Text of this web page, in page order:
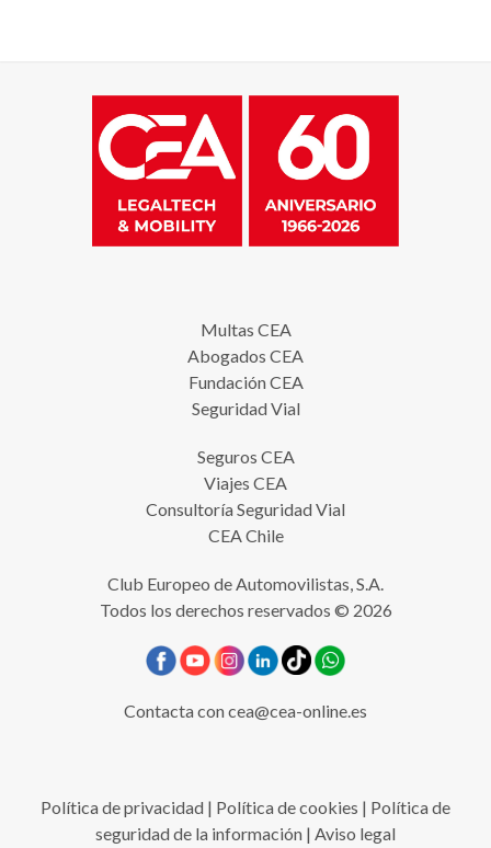
Multas CEA
Abogados CEA
Fundación CEA
Seguridad Vial
Seguros CEA
Viajes CEA
Consultoría Seguridad Vial
CEA Chile
Club Europeo de Automovilistas, S.A.
Todos los derechos reservados © 2026
Contacta concea@cea-online.es
Política de privacidad | Política de cookies | Política de
seguridad de la información | Aviso legal